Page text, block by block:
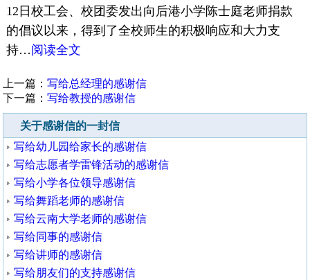
12日校工会、校团委发出向后港小学陈士庭老师捐款
的倡议以来，得到了全校师生的积极响应和大力支
持…阅读全文
上一篇：写给总经理的感谢信
下一篇：写给教授的感谢信
关于感谢信的一封信
写给幼儿园给家长的感谢信
写给志愿者学雷锋活动的感谢信
写给小学各位领导感谢信
写给舞蹈老师的感谢信
写给云南大学老师的感谢信
写给同事的感谢信
写给讲师的感谢信
写给朋友们的支持感谢信